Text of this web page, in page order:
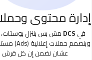
إدارة محتوى
في DCS مش بس بننزل بوستات،
عشان نضمن إن كل قرش